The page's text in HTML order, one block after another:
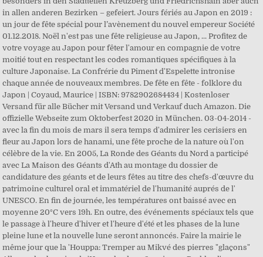
in allen anderen Bezirken – gefeiert. Jours fériés au Japon en 2019 :
un jour de fête spécial pour l’avènement du nouvel empereur Société
01.12.2018. Noël n'est pas une fête religieuse au Japon, ... Profitez de
votre voyage au Japon pour fêter l'amour en compagnie de votre
moitié tout en respectant les codes romantiques spécifiques à la
culture Japonaise. La Confrérie du Piment d'Espelette intronise
chaque année de nouveaux membres. De fête en fête - folklore du
Japon | Coyaud, Maurice | ISBN: 9782902684434 | Kostenloser
Versand für alle Bücher mit Versand und Verkauf duch Amazon. Die
offizielle Webseite zum Oktoberfest 2020 in München. 03-04-2014 -
avec la fin du mois de mars il sera temps d'admirer les cerisiers en
fleur au Japon lors de hanami, une fête proche de la nature où l'on
célèbre de la vie. En 2005, La Ronde des Géants du Nord a participé
avec La Maison des Géants d'Ath au montage du dossier de
candidature des géants et de leurs fêtes au titre des chefs-d'œuvre du
patrimoine culturel oral et immatériel de l'humanité auprés de l'
UNESCO. En fin de journée, les températures ont baissé avec en
moyenne 20°C vers 19h. En outre, des événements spéciaux tels que
le passage à l'heure d'hiver et l'heure d'été et les phases de la lune
pleine lune et la nouvelle lune seront annoncés. Faire la mairie le
même jour que la 'Houppa: Tremper au Mikvé des pierres "glaçons"